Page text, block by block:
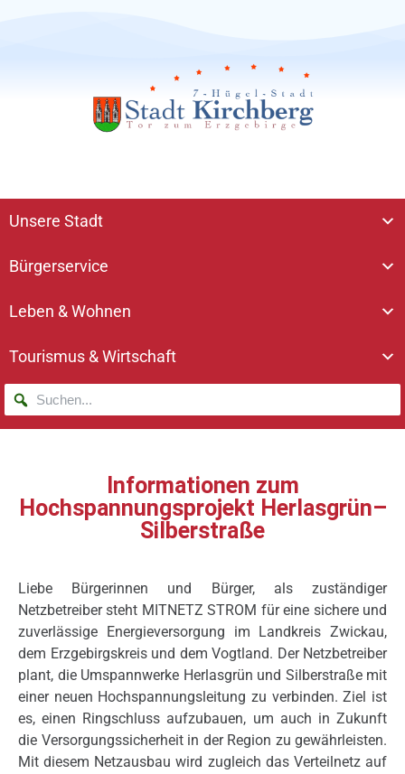
Unsere Stadt
Bürgerservice
Leben & Wohnen
Tourismus & Wirtschaft
Informationen zum
Hochspannungsprojekt Herlasgrün–
Silberstraße
Liebe Bürgerinnen und Bürger, als zuständiger
Netzbetreiber steht MITNETZ STROM für eine sichere und
zuverlässige Energieversorgung im Landkreis Zwickau,
dem Erzgebirgskreis und dem Vogtland. Der Netzbetreiber
plant, die Umspannwerke Herlasgrün und Silberstraße mit
einer neuen Hochspannungsleitung zu verbinden. Ziel ist
es, einen Ringschluss aufzubauen, um auch in Zukunft
die Versorgungssicherheit in der Region zu gewährleisten.
Mit diesem Netzausbau wird zugleich das Verteilnetz auf